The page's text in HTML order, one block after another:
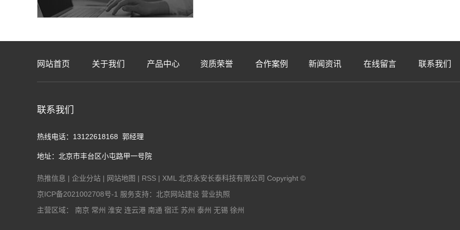
网站首页 关于我们 产品中心 资质荣誉 合作案例 新闻资讯 在线留言 联系我们
联系我们
热线电话：13122618168 郭经理
地址：北京市丰台区小屯路甲一号院
热推信息 | 企业分站 | 网站地图 | RSS | XML北京永安长泰科技有限公司 Copyright ©
京ICP备2021002708号-1 服务支持： 北京网站建设 营业执照
主营区域： 南京 常州 淮安 连云港 南通 宿迁 苏州 泰州 无锡 徐州